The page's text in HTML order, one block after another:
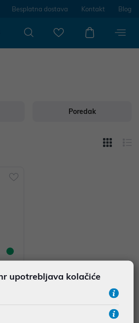
Besplatna dostava Kontakt Blog
Poredak
Bluetoo
upotrebljava kolačiće